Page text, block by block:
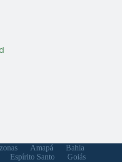
Amapá
Bahia
Espírito Santo
Goiás